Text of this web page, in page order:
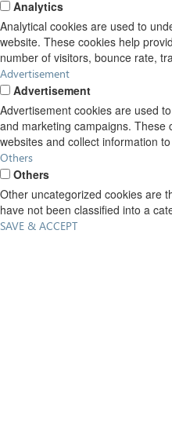
Analytics
Analytical cookies are used to
website. These cookies help
number of visitors, bounce rate,
Advertisement
Advertisement
Advertisement cookies are used
and marketing campaigns. These
websites and collect information
Others
Others
Other uncategorized cookies are
have not been classified into a
SAVE & ACCEPT